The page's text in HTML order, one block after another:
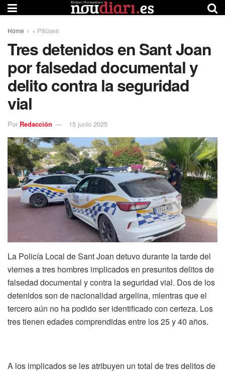
Home + Pitiüses
Tres detenidos en Sant Joan
por falsedad documental y
delito contra la seguridad
vial
Por Redacción 15 junio 2025
La Policía Local de Sant Joan detuvo durante la tarde del
viernes a tres hombres implicados en presuntos delitos de
falsedad documental y contra la seguridad vial. Dos de los
detenidos son de nacionalidad argelina, mientras que el
tercero aún no ha podido ser identificado con certeza. Los
tres tienen edades comprendidas entre los 25 y 40 años.
A los implicados se les atribuyen un total de tres delitos de